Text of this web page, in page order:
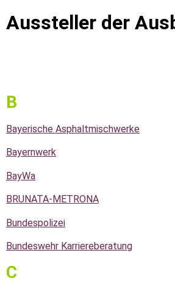
Aussteller der
B
Bayerische Asphaltmischwerke
Bayernwerk
BayWa
BRUNATA-METRONA
Bundespolizei
Bundeswehr Karriereberatung
C